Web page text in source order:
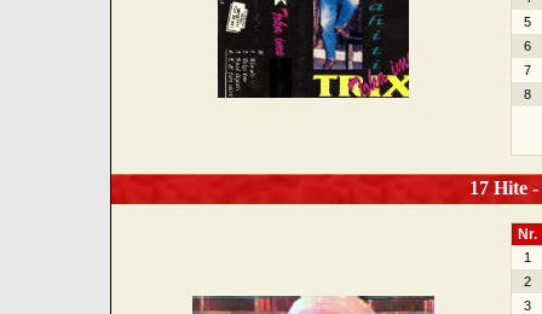
5
6
7
8
17 Hite
Nr.
1
2
3